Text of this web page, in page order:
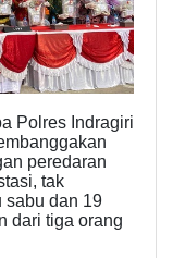
Polres Indragiri
peredaran
tak
sabu dan 19
dari tiga orang